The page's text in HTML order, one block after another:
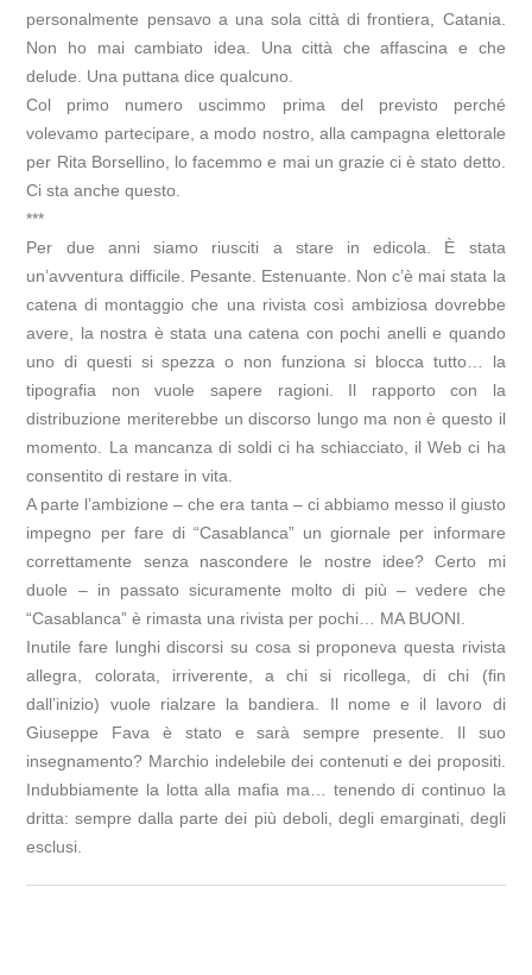
personalmente pensavo a una sola città di frontiera, Catania.
Non ho mai cambiato idea. Una città che affascina e che
delude. Una puttana dice qualcuno.
Col primo numero uscimmo prima del previsto perché
volevamo partecipare, a modo nostro, alla campagna elettorale
per Rita Borsellino, lo facemmo e mai un grazie ci è stato detto.
Ci sta anche questo.
***
Per due anni siamo riusciti a stare in edicola. È stata
un’avventura difficile. Pesante. Estenuante. Non c’è mai stata la
catena di montaggio che una rivista così ambiziosa dovrebbe
avere, la nostra è stata una catena con pochi anelli e quando
uno di questi si spezza o non funziona si blocca tutto… la
tipografia non vuole sapere ragioni. Il rapporto con la
distribuzione meriterebbe un discorso lungo ma non è questo il
momento. La mancanza di soldi ci ha schiacciato, il Web ci ha
consentito di restare in vita.
A parte l’ambizione – che era tanta – ci abbiamo messo il giusto
impegno per fare di “Casablanca” un giornale per informare
correttamente senza nascondere le nostre idee? Certo mi
duole – in passato sicuramente molto di più – vedere che
“Casablanca” è rimasta una rivista per pochi… MA BUONI.
Inutile fare lunghi discorsi su cosa si proponeva questa rivista
allegra, colorata, irriverente, a chi si ricollega, di chi (fin
dall’inizio) vuole rialzare la bandiera. Il nome e il lavoro di
Giuseppe Fava è stato e sarà sempre presente. Il suo
insegnamento? Marchio indelebile dei contenuti e dei propositi.
Indubbiamente la lotta alla mafia ma… tenendo di continuo la
dritta: sempre dalla parte dei più deboli, degli emarginati, degli
esclusi.